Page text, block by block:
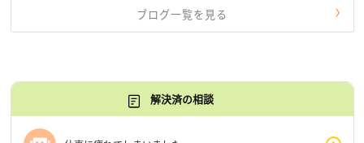
ブログ一覧を見る
解決済の相談